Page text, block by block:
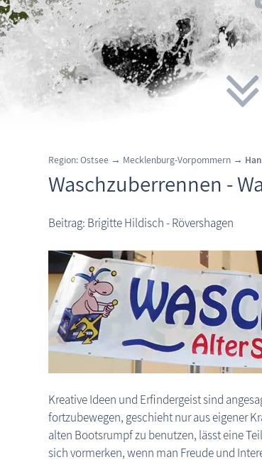
Region: Ostsee → Mecklenburg-Vorpommern →
Waschzuberrennen -
Beitrag: Brigitte Hildisch - Rövershagen
Kreative Ideen und Erfindergeist sind
fortzubewegen, geschieht nur aus eigener
alten Bootsrumpf zu benutzen, lässt eine
sich vormerken, wenn man Freude und